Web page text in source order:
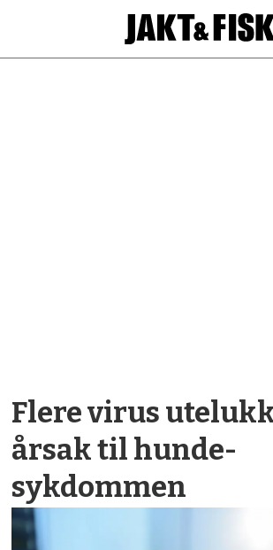
Flere virus
årsak til hunde­
sykdommen